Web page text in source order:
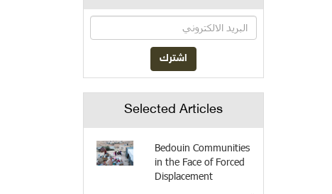
Selected Articles
Bedouin Communities
in the Face of Forced
Displacement